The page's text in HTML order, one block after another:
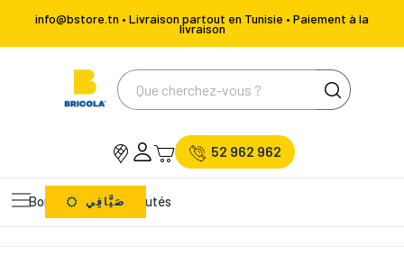
info@bstore.tn • Livraison partout en Tunisie • Paiement à la
livraison
52 962 962
Bons Plans Nouveautés
صَيَّافِي